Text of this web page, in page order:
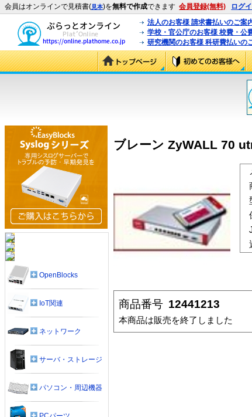
会員はオンラインで見積書(見本)を無料で作成できます 会員登録(無料) ログ
法人のお客様 請求書払いのご案
学校・官公庁のお客様 校費・公
研究機関のお客様 科研費払いの
ブレーン ZyWALL 70
商品番号 12441213
本商品は販売を終了しました
OpenBlocks
IoT関連
ネットワーク
サーバ・ストレージ
パソコン・周辺機器